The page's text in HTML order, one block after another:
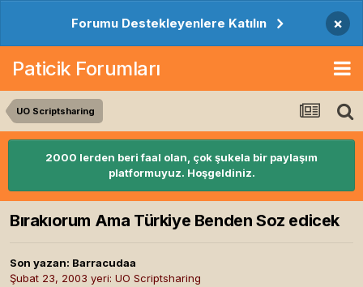
Forumu Destekleyenlere Katılın ×
Paticik Forumları
UO Scriptsharing
2000 lerden beri faal olan, çok şukela bir paylaşım
platformuyuz. Hoşgeldiniz.
Bırakıorum Ama Türkiye Benden Soz edicek
Son yazan: Barracudaa
Şubat 23, 2003 yeri: UO Scriptsharing